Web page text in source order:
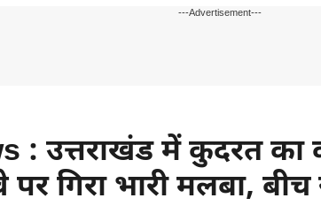
---Advertisement---
: उत्तराखंड में कुदरत का
गिरा भारी मलबा, बीच